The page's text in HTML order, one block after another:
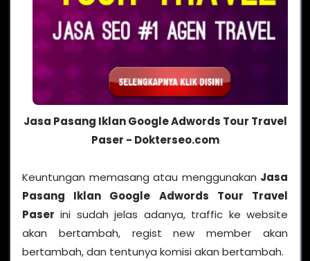
Jasa Pasang Iklan Google Adwords Tour Travel
Paser - Dokterseo.com
Keuntungan memasang atau menggunakan Jasa
Pasang Iklan Google Adwords Tour Travel
Paser ini sudah jelas adanya, traffic ke website
akan bertambah, regist new member akan
bertambah, dan tentunya komisi akan bertambah.